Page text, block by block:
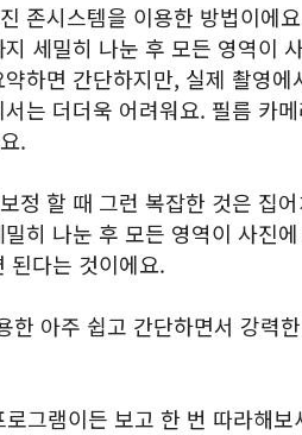
존시스템을 이용한 방법이에
세밀히 나눈 후 모든 영역이
하면 간단하지만, 실제 촬영에
는 더더욱 어려워요. 필름 카
.
정 할 때 그런 복잡한 것은 집
히 나눈 후 모든 영역이 사진
된다는 것이에요.
한 아주 쉽고 간단하면서 강력
그램이든 보고 한 번 따라해보